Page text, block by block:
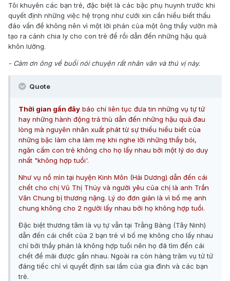
Tôi khuyên các bạn trẻ, đặc biệt là các bậc phụ huynh trước khi
quyết định những việc hệ trọng như cưới xin cần hiểu biết thấu
đáo vấn đề không nên vì một lời phán của một ông thầy vườn mà
tạo ra cảnh chia ly cho con trẻ để rồi dẫn đến những hậu quả
khôn lường.
- Cảm ơn ông về buổi nói chuyện rất nhân văn và thú vị này.
Quote
Thời gian gần đây báo chí liên tục đưa tin những vụ tự tử
hay những hành động trả thù dẫn đến những hậu quả đau
lòng mà nguyên nhân xuất phát từ sự thiếu hiểu biết của
những bậc làm cha làm mẹ khi nghe lời những thầy bói,
ngăn cấm con trẻ không cho họ lấy nhau bởi một lý do duy
nhất "không hợp tuổi'.
Như vụ nổ mìn tại huyện Kinh Môn (Hải Dương) dẫn đến cái
chết cho chị Vũ Thị Thúy và người yêu của chị là anh Trần
Văn Chung bị thương nặng. Lý do đơn giản là vì bố mẹ anh
chung không cho 2 người lấy nhau bởi họ không hợp tuổi.
Đặc biệt thương tâm là vụ tự vẫn tại Trẳng Bàng (Tây Ninh)
dẫn đến cái chết của 2 bạn trẻ vì bố mẹ không cho lấy nhau
chỉ bởi thầy phán là không hợp tuổi nên họ đã tìm đến cái
chết để mãi được gần nhau. Ngoài ra còn hàng trăm vụ tử tử
đáng tiếc chỉ vì quyết định sai lầm của gia đình và các bạn
trẻ.